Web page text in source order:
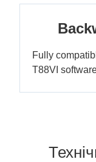
Fully
T88VI